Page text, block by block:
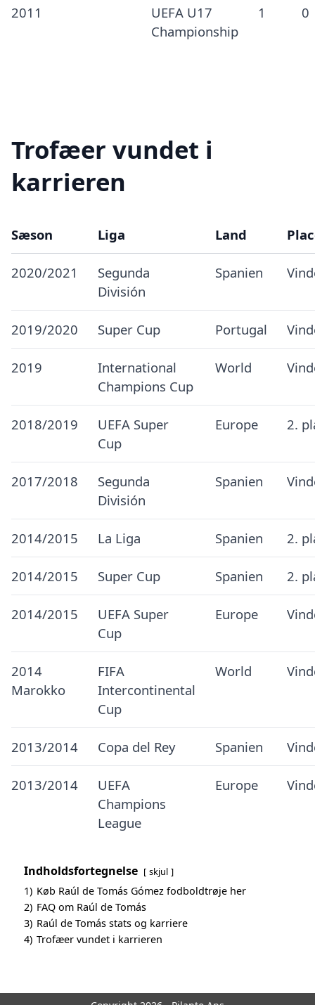
2011
UEFA U17
Championship
1 0
Trofæer vundet i
karrieren
Sæson Liga Land
2020/2021
Segunda
División
Spanien
2019/2020 Super Cup Portugal
2019
International
Champions Cup
World
2018/2019
UEFA Super
Cup
Europe 2.
2017/2018
Segunda
División
Spanien
2014/2015 La Liga Spanien 2.
2014/2015 Super Cup Spanien 2.
2014/2015
UEFA Super
Cup
Europe
2014
Marokko
FIFA
Intercontinental
Cup
World
2013/2014 Copa del Rey Spanien
2013/2014
UEFA
Champions
League
Europe
Indholdsfortegnelse skjul
1) Køb Raúl de Tomás Gómez fodboldtrøje her
2) FAQ om Raúl de Tomás
3) Raúl de Tomás stats og karriere
4) Trofæer vundet i karrieren